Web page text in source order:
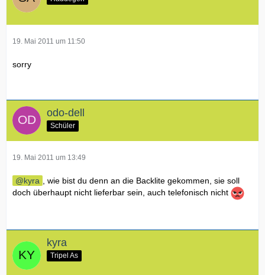
19. Mai 2011 um 11:50
sorry
odo-dell
Schüler
19. Mai 2011 um 13:49
kyra
, wie bist du denn an die Backlite gekommen, sie soll
doch überhaupt nicht lieferbar sein, auch telefonisch nicht
kyra
Tripel As